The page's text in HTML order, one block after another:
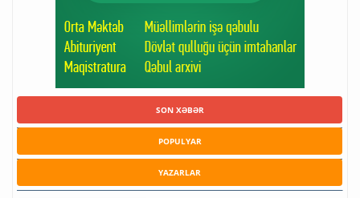
SON XƏBƏR
POPULYAR
YAZARLAR